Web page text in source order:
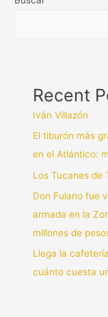
Recent
Iván Villazón
El tiburón más
en el Atlántico:
Los Tucanes de
Don Fulano fue
armada en la
millones de
Llega la
cuánto cuesta